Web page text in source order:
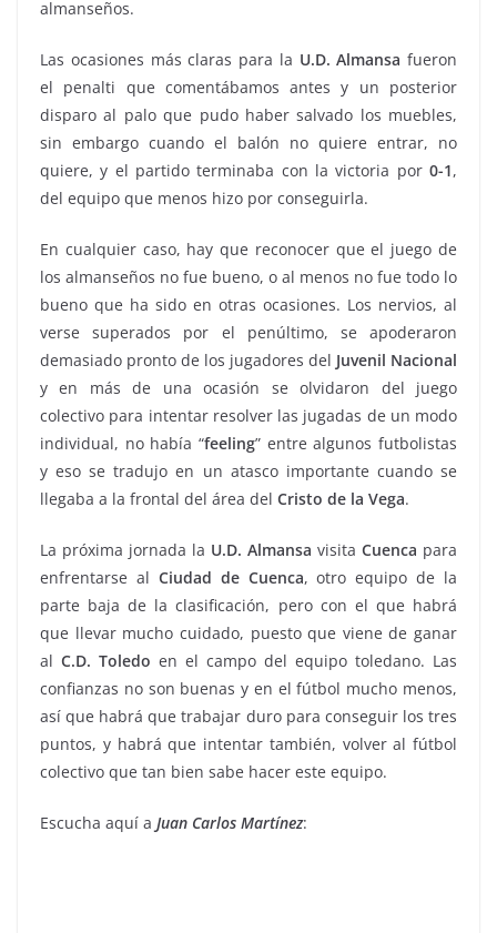
almanseños.
Las ocasiones más claras para la U.D. Almansa fueron
el penalti que comentábamos antes y un posterior
disparo al palo que pudo haber salvado los muebles,
sin embargo cuando el balón no quiere entrar, no
quiere, y el partido terminaba con la victoria por 0-1,
del equipo que menos hizo por conseguirla.
En cualquier caso, hay que reconocer que el juego de
los almanseños no fue bueno, o al menos no fue todo lo
bueno que ha sido en otras ocasiones. Los nervios, al
verse superados por el penúltimo, se apoderaron
demasiado pronto de los jugadores del Juvenil Nacional
y en más de una ocasión se olvidaron del juego
colectivo para intentar resolver las jugadas de un modo
individual, no había “feeling” entre algunos futbolistas
y eso se tradujo en un atasco importante cuando se
llegaba a la frontal del área del Cristo de la Vega.
La próxima jornada la U.D. Almansa visita Cuenca para
enfrentarse al Ciudad de Cuenca, otro equipo de la
parte baja de la clasificación, pero con el que habrá
que llevar mucho cuidado, puesto que viene de ganar
al C.D. Toledo en el campo del equipo toledano. Las
confianzas no son buenas y en el fútbol mucho menos,
así que habrá que trabajar duro para conseguir los tres
puntos, y habrá que intentar también, volver al fútbol
colectivo que tan bien sabe hacer este equipo.
Escucha aquí a Juan Carlos Martínez: